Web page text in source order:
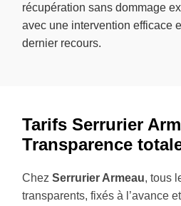
récupération sans dommage
avec une intervention efficace
dernier recours.
Tarifs Serrurier
Transparence
Chez Serrurier Armeau, tous
transparents, fixés à l’avance